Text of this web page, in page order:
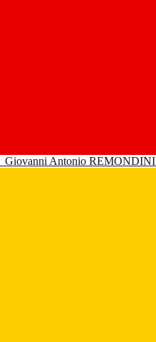
Giovanni Antonio REMONDINI